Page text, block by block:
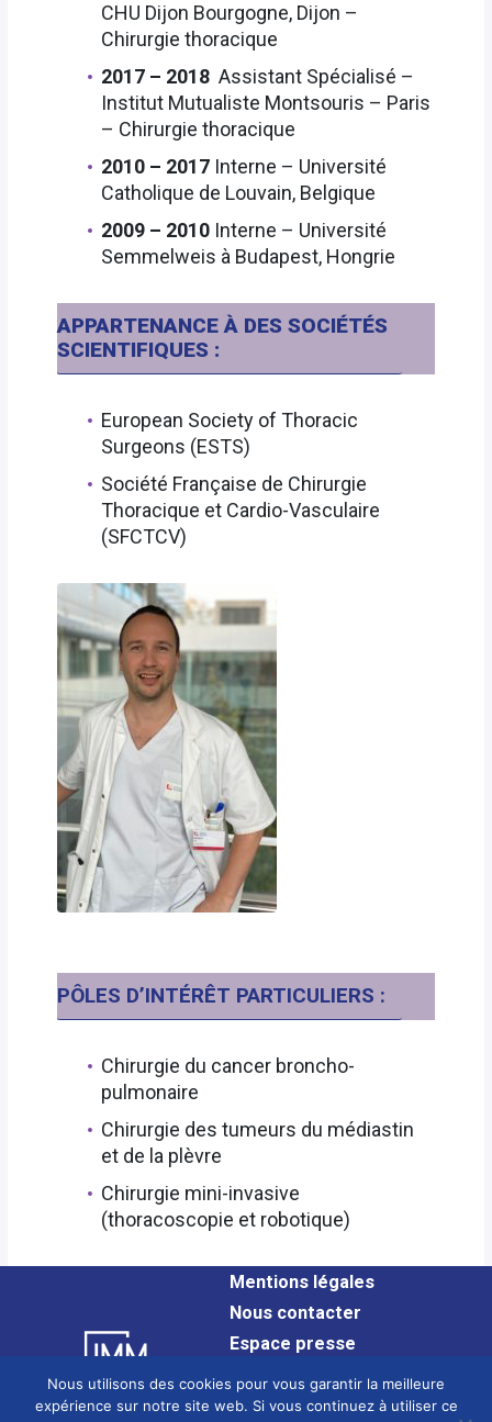
CHU Dijon Bourgogne, Dijon –
Chirurgie thoracique
2017 – 2018 Assistant Spécialisé –
Institut Mutualiste Montsouris – Paris
– Chirurgie thoracique
2010 – 2017 Interne – Université
Catholique de Louvain, Belgique
2009 – 2010 Interne – Université
Semmelweis à Budapest, Hongrie
APPARTENANCE À DES SOCIÉTÉS
SCIENTIFIQUES :
European Society of Thoracic
Surgeons (ESTS)
Société Française de Chirurgie
Thoracique et Cardio-Vasculaire
(SFCTCV)
PÔLES D’INTÉRÊT PARTICULIERS :
Chirurgie du cancer broncho-
pulmonaire
Chirurgie des tumeurs du médiastin
et de la plèvre
Chirurgie mini-invasive
(thoracoscopie et robotique)
Mentions légales
Nous contacter
Espace presse
Confidentialité
Nous utilisons des cookies pour vous garantir la meilleure
expérience sur notre site web. Si vous continuez à utiliser ce